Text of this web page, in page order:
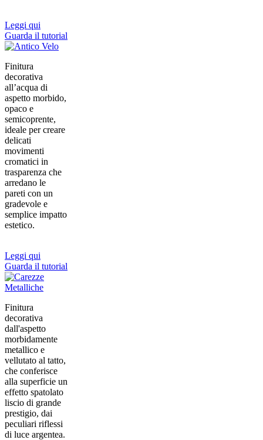
Leggi qui
Guarda il tutorial
Finitura
decorativa
all’acqua di
aspetto morbido,
opaco e
semicoprente,
ideale per creare
delicati
movimenti
cromatici in
trasparenza che
arredano le
pareti con un
gradevole e
semplice impatto
estetico.
Leggi qui
Guarda il tutorial
Finitura
decorativa
dall'aspetto
morbidamente
metallico e
vellutato al tatto,
che conferisce
alla superficie un
effetto spatolato
liscio di grande
prestigio, dai
peculiari riflessi
di luce argentea.